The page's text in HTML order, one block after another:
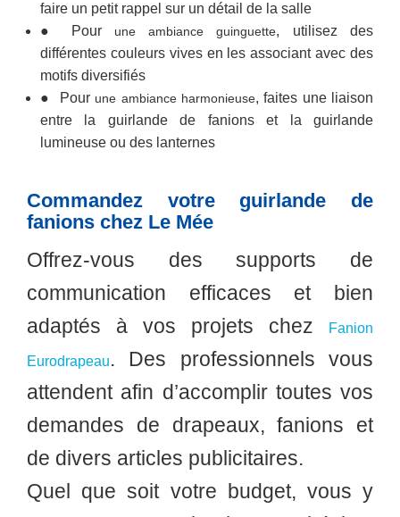
faire un petit rappel sur un détail de la salle
●
Pour une ambiance guinguette, utilisez des
différentes couleurs vives en les associant avec des
motifs diversifiés
●
Pour une ambiance harmonieuse, faites une liaison
entre la guirlande de fanions et la guirlande
lumineuse ou des lanternes
Commandez votre guirlande de
fanions chez Le Mée
Offrez-vous des supports de
communication efficaces et bien
adaptés à vos projets chez
Fanion
Eurodrapeau. Des professionnels vous
attendent afin d’accomplir toutes vos
demandes de drapeaux, fanions et
de divers articles publicitaires.
Quel que soit votre budget, vous y